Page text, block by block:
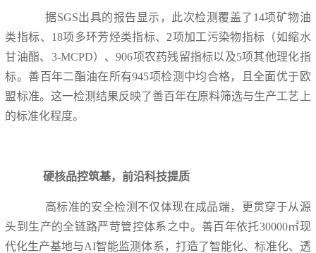
据SGS出具的报告显示，此次检测覆盖了14项矿物油
类指标、18项多环芳烃类指标、2项加工污染物指标（如缩水
甘油酯、3-MCPD）、906项农药残留指标以及5项其他理化指
标。善百年二酯油在所有945项检测中均合格，且全面优于欧
盟标准。这一检测结果反映了善百年在原料筛选与生产工艺上
的标准化程度。
硬核品控筑基，前沿科技提质
高标准的安全检测不仅体现在成品端，更贯穿于从源
头到生产的全链路严苛管控体系之中。善百年依托30000㎡现
代化生产基地与AI智能监测体系，打造了智能化、标准化、透